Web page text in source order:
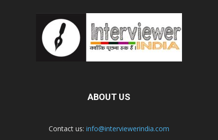
ABOUT US
Contact us: info@interviewerindia.com